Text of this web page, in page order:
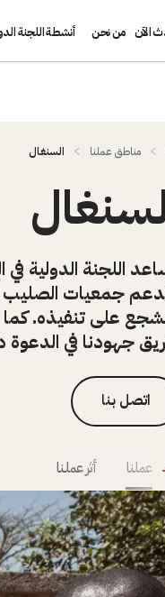
الآن من نحن أنشطة اللجنة
مناطق عملنا السنغال
اللجنة الدولية
جمعيات الصليب
على تنفيذه.
جهودنا في الدعوة
اتصل بنا
عملنا أثر عملنا